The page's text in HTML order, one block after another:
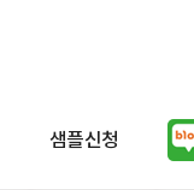
샘플신청